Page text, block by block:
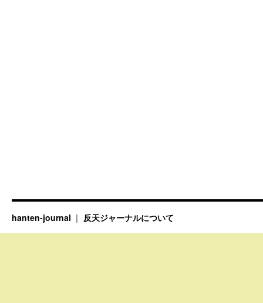
hanten-journal 反天ジャーナルについて